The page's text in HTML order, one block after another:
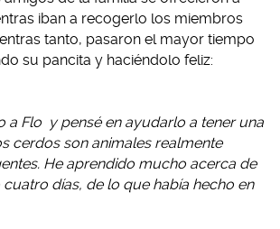
iban a recogerlo los miembros
tanto, pasaron el mayor tiempo
su pancita y haciéndolo feliz:
a Flo y pensé en ayudarlo a tener una
cerdos son animales realmente
He aprendido mucho acerca de
días, de lo que había hecho en